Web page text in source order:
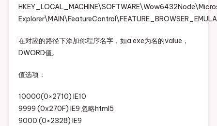
在对应的路径下添加你程序名字，如a.exe为名的value，
DWORD值。
值选项：
10000(0×2710) IE10
9999 (0x270F) IE9 忽略html5
9000 (0×2328) IE9